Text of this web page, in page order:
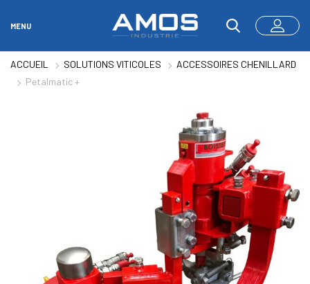
MENU
ACCUEIL SOLUTIONS VITICOLES
ACCESSOIRES CHENILLARD
Petalmatic +